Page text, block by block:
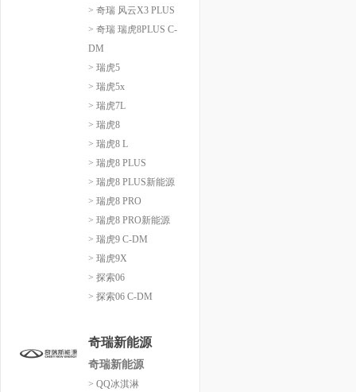
> 奇瑞 风云X3 PLUS
> 奇瑞 瑞虎8PLUS C-
DM
> 瑞虎5
> 瑞虎5x
> 瑞虎7L
> 瑞虎8
> 瑞虎8 L
> 瑞虎8 PLUS
> 瑞虎8 PLUS新能源
> 瑞虎8 PRO
> 瑞虎8 PRO新能源
> 瑞虎9 C-DM
> 瑞虎9X
> 探索06
> 探索06 C-DM
奇瑞新能源
奇瑞新能源
> QQ冰淇淋